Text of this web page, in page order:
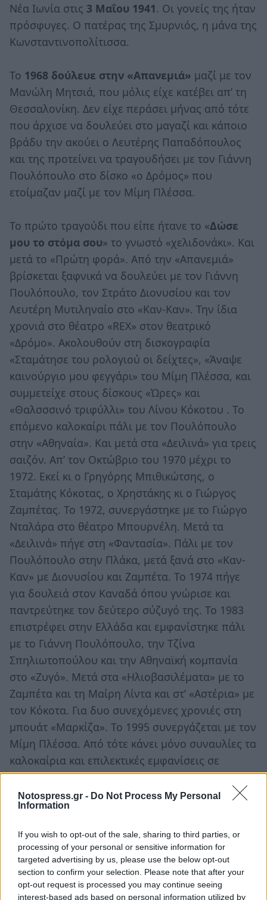
Notospress.gr - Do Not Process My Personal
Information
If you wish to opt-out of the sale, sharing to third parties, or
processing of your personal or sensitive information for
targeted advertising by us, please use the below opt-out
section to confirm your selection. Please note that after your
opt-out request is processed you may continue seeing
interest-based ads based on personal information utilized by
Νέα Ιωνία στις 3 Μαΐου 1941. Οι γονείς της ήταν
πρόσφυγες. Ο πατέρας της Σμυρνιός, η μάνα της
Κωνσταντινοπολίτισσα.
To 1968 δούλευε στην «Απανεμιά» μαζί με τον
Μανώλη Μητσιά, που μόλις είχε κατέβει απ’ τη
Θεσσαλονίκη. Δεν είχε περάσει μήνας από τότε
που άρχισε να δουλεύει στο μαγαζί και κάποιο
βράδυ την ακούει ο Λευτέρης Παπαδόπουλος
και της προτείνει να τραγουδήσει με τον Γιάννη
Πουλόπουλο στο δίσκο «ο Δρόμος» που
ετοίμαζαν μαζί με τον Μίμη Πλέσσα.
Το πρώτο τραγούδι που είπε ήτανε το «Δώσε
μου το στόμα σου» το γνωστό «χελιδονάκι». Και
μετά το «Πρώτη φορά». Από την «Απανεμιά»
βρίσκεται ξαφνικά να δουλεύει με τον Γιάννη
Πουλόπουλο, τον Στράτο Διονυσίου και τον
Λευτέρη Μυτιληναίο στο «Καν-Καν». Την ίδια
χρονιά στο θέατρο «REX» στον θεατρικό
«Δρόμο». Ακολουθούν στη δισκογραφία
«Σταμάτησε του ρολογιού οι δείχτες», «Άναψε
καινούργιο μου φεγγάρι» του Μίμη Πλέσσα, και
συμμετείχε στους δίσκους «Ώρες» και
«Θαλσσσινό τριφύλλι» του Λίνου Κόκοτου . Το
επόμενο καλοκαίρι πάλι με τον Πουλόπουλο
στην «Αθηναία». Και μετά στα «Δειλινά» για τρεις
σαιζόν. Απ’ τον Οκτώβριο του 1970 μέχρι το
1972. Εκεί κι ο Γρηγόρης Μπιθικώτσης, ο
Σταμάτης Κόκοτας, ο Χρηστάκης κι ο Γιώργος
Ζαμπέτας. Το 1972, συνεργάστηκε με το Γιώργο
Νταλάρα στο θέατρο Μπουρνέλη. Μετά τα
«Δειλινά» πήγε στη «Φαντασία». Πάλι με τον
Πουλόπουλο στην Πλάκα, μετά ξανά στο «Καν-
Καν» με Διονυσίου και Ζαμπέτα. Το 1974 πήγε
για δουλειά στον Καναδά όπου γνώρισε και
παντρεύτηκε τον δεύτερο σύζυγό της. Το 1983
επιστρέφει στην Ελλάδα και εμφανίστηκε πάλι
με το Γιάννη Πουλόπουλο, την Τζίνα
Σπηλιωτοπούλου και την Αθηναϊκή κομπανία
στο «Ζυγό». Μετά στα «Ηλιοβασιλέματα» με το
Ζαμπέτα και τη Μαίρη Λίντα και στ’ «Αστέρια» με
τον Κόκοτα. Για δυο συνεχόμενες χρονιές στη
μπουάτ «Μαρκίζα». Το 1995 συνεργάζεται με τον
Μίμη Πλέσσα. Από τότε κάνει μόνο συναυλίες τα
καλοκαίρια και επιλεκτικές εμφανίσεις σε
μουσικές σκηνές.
Δισκογραφία
1969 – Ο δρόμος
1969 – Οι ώρες
1970 – Μέρες του καλοκαιριού
1970 – Ρένα Κουμιώτη